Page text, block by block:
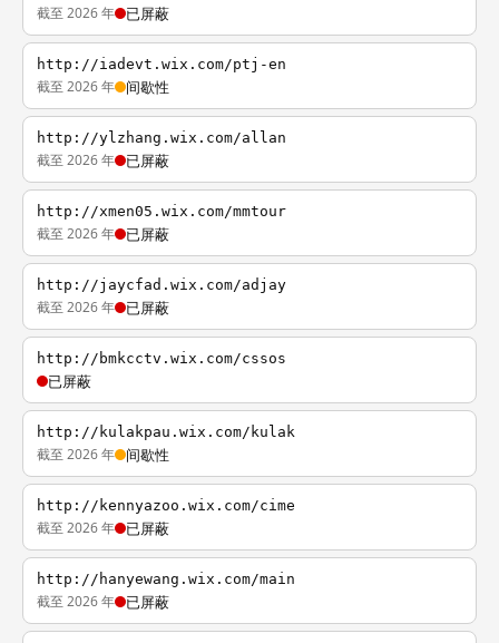
截至 2026 年 已屏蔽
http://iadevt.wix.com/ptj-en
截至 2026 年 间歇性
http://ylzhang.wix.com/allan
截至 2026 年 已屏蔽
http://xmen05.wix.com/mmtour
截至 2026 年 已屏蔽
http://jaycfad.wix.com/adjay
截至 2026 年 已屏蔽
http://bmkcctv.wix.com/cssos
已屏蔽
http://kulakpau.wix.com/kulak
截至 2026 年 间歇性
http://kennyazoo.wix.com/cime
截至 2026 年 已屏蔽
http://hanyewang.wix.com/main
截至 2026 年 已屏蔽